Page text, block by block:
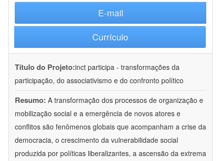
E-mail
Currículo
Título do Projeto:inct participa - transformações da
participação, do associativismo e do confronto político
Resumo: A transformação dos processos de organização e
mobilização social e a emergência de novos atores e
conflitos são fenômenos globais que acompanham a crise da
democracia, o crescimento da vulnerabilidade social
produzida por políticas liberalizantes, a ascensão da extrema